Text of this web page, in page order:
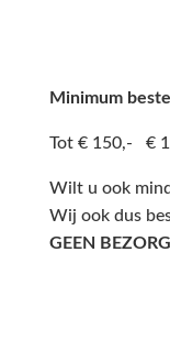
Minimum
Tot € 150,- €
Wilt u ook
Wij ook dus
GEEN